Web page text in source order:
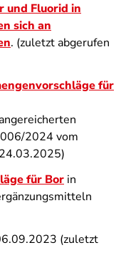
und Fluorid in
sich an
. (zuletzt abgerufen
für
2024 vom
für Bor in
(zuletzt